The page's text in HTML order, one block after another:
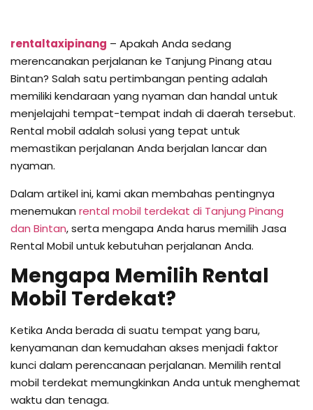
rentaltaxipinang – Apakah Anda sedang
merencanakan perjalanan ke Tanjung Pinang atau
Bintan? Salah satu pertimbangan penting adalah
memiliki kendaraan yang nyaman dan handal untuk
menjelajahi tempat-tempat indah di daerah tersebut.
Rental mobil adalah solusi yang tepat untuk
memastikan perjalanan Anda berjalan lancar dan
nyaman.
Dalam artikel ini, kami akan membahas pentingnya
menemukan rental mobil terdekat di Tanjung Pinang
dan Bintan, serta mengapa Anda harus memilih Jasa
Rental Mobil untuk kebutuhan perjalanan Anda.
Mengapa Memilih Rental
Mobil Terdekat?
Ketika Anda berada di suatu tempat yang baru,
kenyamanan dan kemudahan akses menjadi faktor
kunci dalam perencanaan perjalanan. Memilih rental
mobil terdekat memungkinkan Anda untuk menghemat
waktu dan tenaga.